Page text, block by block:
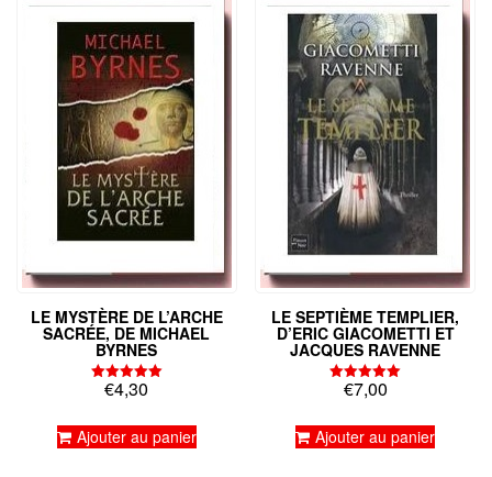
LE MYSTÈRE DE L’ARCHE
SACRÉE, DE MICHAEL
BYRNES
Note
€4,30
Ajouter au panier
LE SEPTIÈME TEMPLIER,
D’ERIC GIACOMETTI ET
JACQUES RAVENNE
Note
€7,00
Ajouter au panier